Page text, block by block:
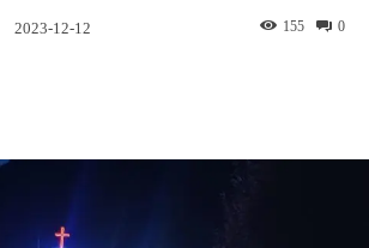
2023-12-12 0
155